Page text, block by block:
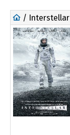
/ Interstellar